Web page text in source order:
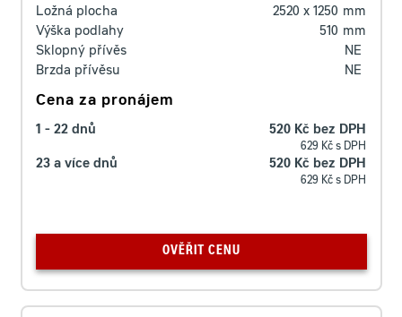
Ložná plocha
2520 x 1250 mm
Výška podlahy
510 mm
Sklopný přívěs
NE
Brzda přívěsu
NE
Cena za pronájem
1 - 22 dnů 520 Kč bez DPH
629 Kč s DPH
23 a více dnů 520 Kč bez DPH
629 Kč s DPH
OVĚŘIT CENU